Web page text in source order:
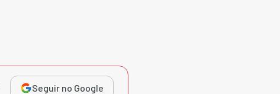
Seguir no Google